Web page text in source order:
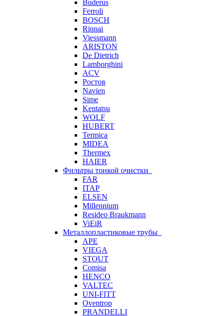
Buderus
Ferroli
BOSCH
Rinnai
Viessmann
ARISTON
De Dietrich
Lamborghini
ACV
Ростов
Navien
Sime
Kentatsu
WOLF
HUBERT
Termica
MIDEA
Thermex
HAIER
Фильтры тонкой очистки
FAR
ITAP
ELSEN
Millennium
Resideo Braukmann
ViEiR
Металлопластиковые трубы
APE
VIEGA
STOUT
Comisa
HENCO
VALTEC
UNI-FITT
Oventrop
PRANDELLI